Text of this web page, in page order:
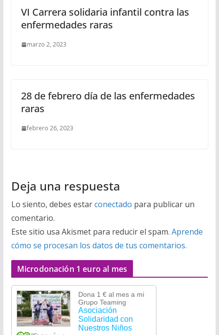
VI Carrera solidaria infantil contra las
enfermedades raras
marzo 2, 2023
28 de febrero día de las enfermedades
raras
febrero 26, 2023
Deja una respuesta
Lo siento, debes estarconectado para publicar un
comentario.
Este sitio usa Akismet para reducir el spam. Aprende
cómo se procesan los datos de tus comentarios.
Microdonación 1 euro al mes